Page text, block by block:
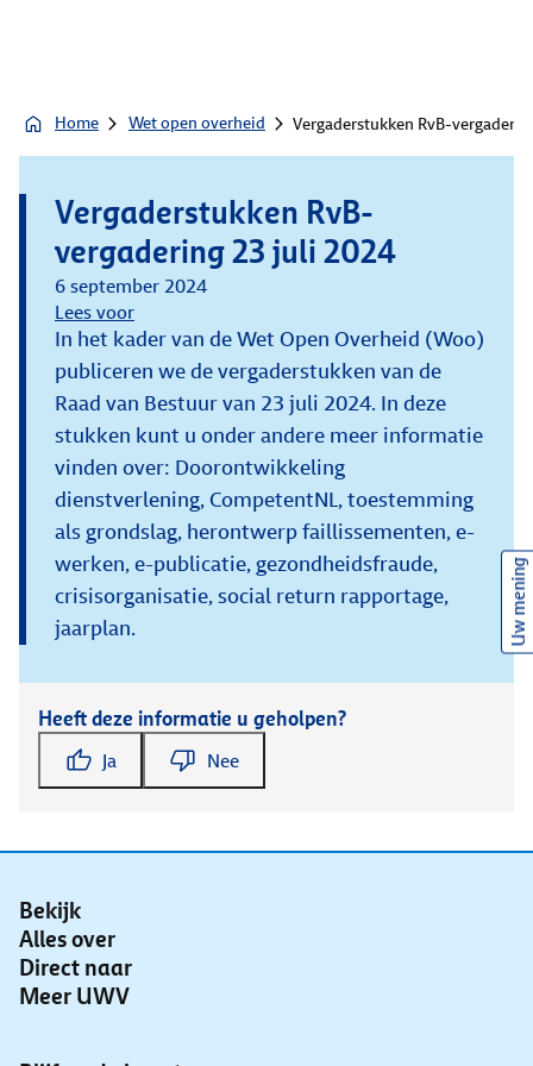
Home Wet open overheid Vergaderstukken RvB-
Vergaderstukken RvB-
vergadering 23 juli 2024
6 september 2024
Lees voor
In het kader van de Wet Open Overheid (Woo)
publiceren we de vergaderstukken van de
Raad van Bestuur van 23 juli 2024. In deze
stukken kunt u onder andere meer informatie
vinden over: Doorontwikkeling
dienstverlening, CompetentNL, toestemming
als grondslag, herontwerp faillissementen, e-
werken, e-publicatie, gezondheidsfraude,
crisisorganisatie, social return rapportage,
jaarplan.
Heeft deze informatie u geholpen?
Ja Nee
Bekijk
Alles over
Direct naar
Meer UWV
Uw mening